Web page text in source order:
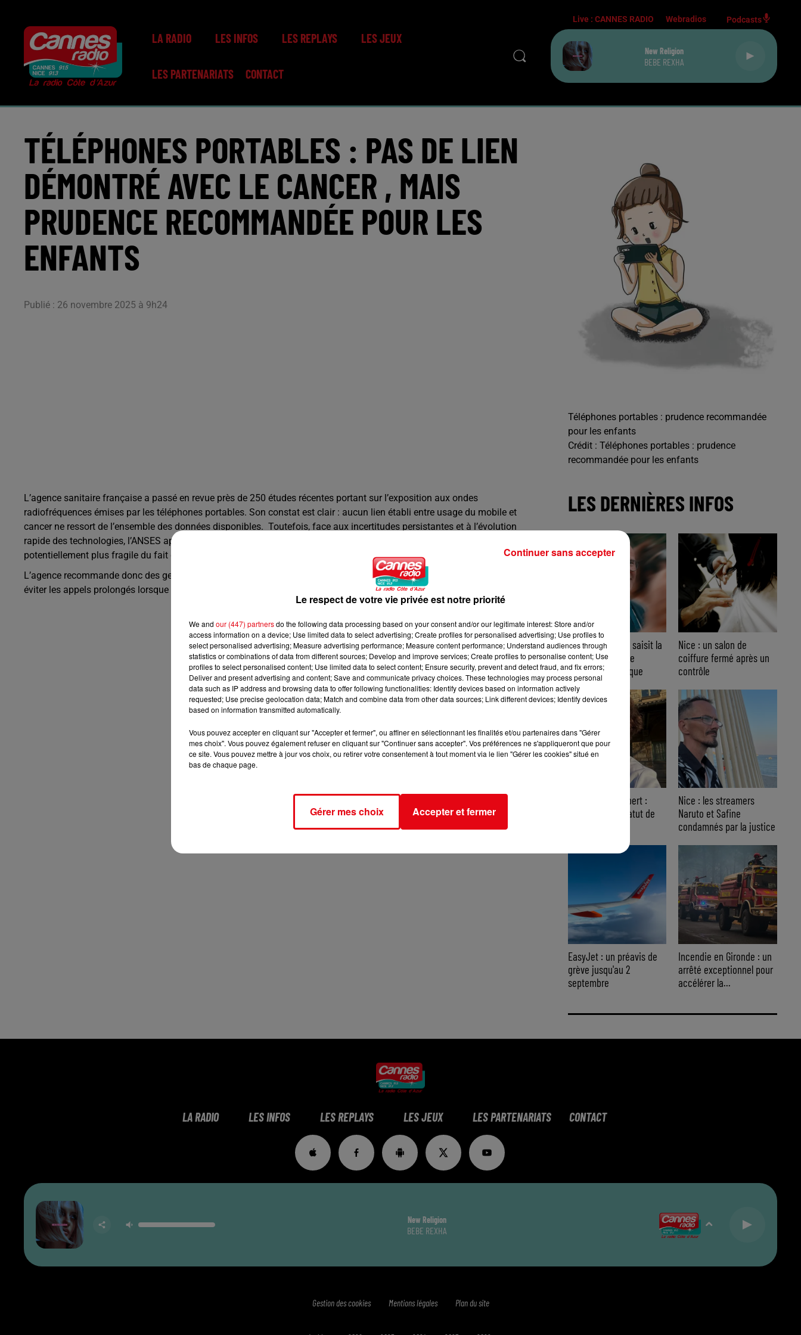
LA RADIO LES INFOS LES REPLAYS LES JEUX
LES PARTENARIATS CONTACT
Live :CANNES RADIO Webradios Podcasts
New Religion
BEBE REXHA
TÉLÉPHONES PORTABLES : PAS DE LIEN
DÉMONTRÉ AVEC LE CANCER , MAIS
PRUDENCE RECOMMANDÉE POUR LES
ENFANTS
Publié : 26 novembre 2025 à 9h24
Téléphones portables : prudence recommandée
pour les enfants
Crédit : Téléphones portables : prudence
recommandée pour les enfants
L’agence sanitaire française a passé en revue près de 250 études récentes portant sur l’exposition aux ondes
radiofréquences émises par les téléphones portables. Son constat est clair : aucun lien établi entre usage du mobile et
cancer ne ressort de l’ensemble des données disponibles. Toutefois, face aux incertitudes persistantes et à l’évolution
rapide des technologies, l’ANSES appelle à la vigilance, en particulier pour les enfants , qui représentent une population
potentiellement plus fragile du fait de leur exposition précoce et de leur développement en cours.
L’agence recommande donc des gestes simples pour réduire l’exposition : privilégier le kit mains libres ou le haut-parleur,
éviter les appels prolongés lorsque le signal est faible, et réduire la proximité du téléphone avec le corps.
LES DERNIÈRES INFOS
Nice : Éric Ciotti saisit la
justice après une
chanson polémique
Nice : un salon de
coiffure fermé après un
contrôle
Affaire Jean Imbert :
placé sous le statut de
Nice : les streamers
Naruto et Safine
condamnés par la justice
EasyJet : un préavis de
grève jusqu'au 2
septembre
Incendie en Gironde : un
arrêté exceptionnel pour
accélérer la...
LA RADIO LES INFOS LES REPLAYS LES JEUX LES PARTENARIATS CONTACT
New Religion
BEBE REXHA
Gestion des cookies Mentions légales Plan du site
Le respect de votre vie privée est notre priorité
We and our (447) partnersdo the following data processing based on your consent and/or our legitimate interest: Store and/or
access information on a device; Use limited data to select advertising; Create profiles for personalised advertising; Use profiles to
select personalised advertising; Measure advertising performance; Measure content performance; Understand audiences through
statistics or combinations of data from different sources; Develop and improve services; Create profiles to personalise content; Use
profiles to select personalised content; Use limited data to select content; Ensure security, prevent and detect fraud, and fix errors;
Deliver and present advertising and content; Save and communicate privacy choices. These technologies may process personal
data such as IP address and browsing data to offer following functionalities: Identify devices based on information actively
requested; Use precise geolocation data; Match and combine data from other data sources; Link different devices; Identify devices
based on information transmitted automatically.
Vous pouvez accepter en cliquant sur "Accepter et fermer", ou affiner en sélectionnant les finalités et/ou partenaires dans "Gérer
mes choix". Vous pouvez également refuser en cliquant sur "Continuer sans accepter". Vos préférences ne s'appliqueront que pour
ce site. Vous pouvez mettre à jour vos choix, ou retirer votre consentement à tout moment via le lien "Gérer les cookies" situé en
bas de chaque page.
Gérer mes choix Accepter et fermer
Continuer sans accepter